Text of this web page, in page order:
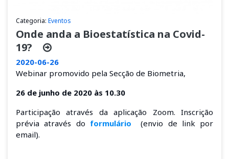
Categoria: Eventos
Onde anda a Bioestatística na Covid-
19?
2020-06-26
Webinar promovido pela Secção de Biometria,
26 de junho de 2020 às 10.30
Participação através da aplicação Zoom. Inscrição
prévia através do formulário (envio de link por
email).